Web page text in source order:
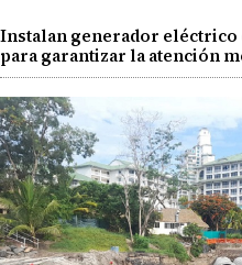
Instalan generador eléctrico
para garantizar la atención